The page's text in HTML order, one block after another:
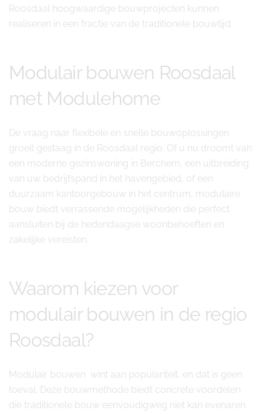
Roosdaal hoogwaardige bouwprojecten kunnen
realiseren in een fractie van de traditionele bouwtijd.
Modulair bouwen Roosdaal
met Modulehome
De vraag naar flexibele en snelle bouwoplossingen
groeit gestaag in de Roosdaal regio. Of u nu droomt van
een moderne gezinswoning in Berchem, een uitbreiding
van uw bedrijfspand in het havengebied, of een
duurzaam kantoorgebouw in het centrum, modulaire
bouw biedt verrassende mogelijkheden die perfect
aansluiten bij de hedendaagse woonbehoeften en
zakelijke vereisten.
Waarom kiezen voor
modulair bouwen in de regio
Roosdaal?
Modulair bouwen wint aan populariteit, en dat is geen
toeval. Deze bouwmethode biedt concrete voordelen
die traditionele bouw eenvoudigweg niet kan evenaren.